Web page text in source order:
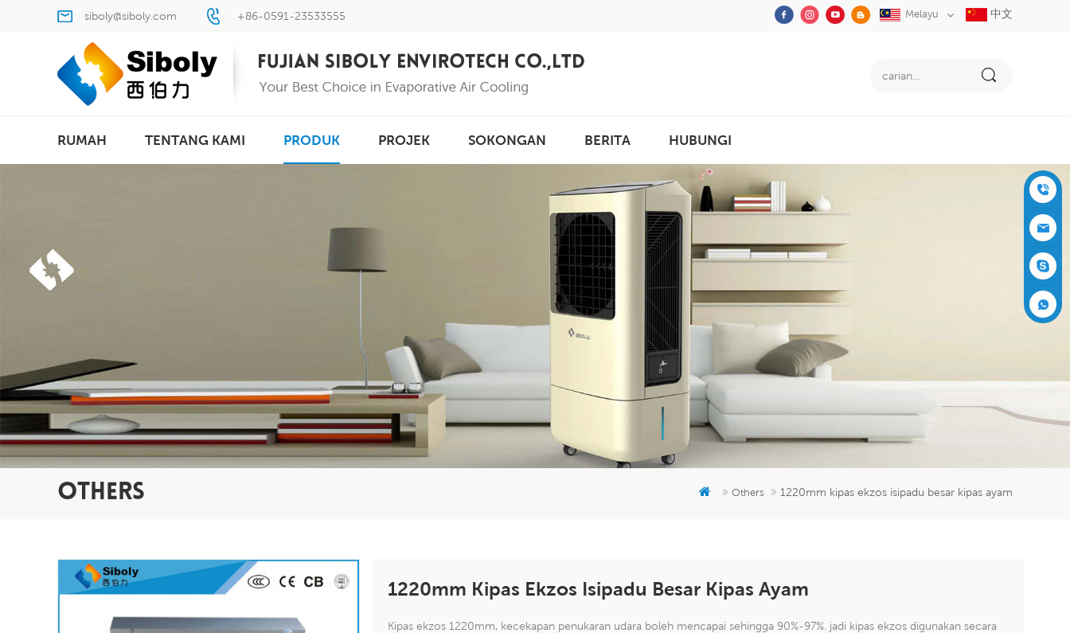
siboly@siboly.com +86-0591-23533555 Melayu 中文
RUMAH TENTANG KAMI PRODUK PROJEK SOKONGAN BERITA HUBUNGI
OTHERS Others 1220mm kipas ekzos isipadu besar kipas ayam
1220mm Kipas Ekzos Isipadu Besar Kipas Ayam
Kipas ekzos 1220mm, kecekapan penukaran udara boleh mencapai sehingga 90%-97%. jadi kipas ekzos digunakan secara
+86-05
91-2353
3555
siboly@s
iboly.co
evaporat
er
5951777